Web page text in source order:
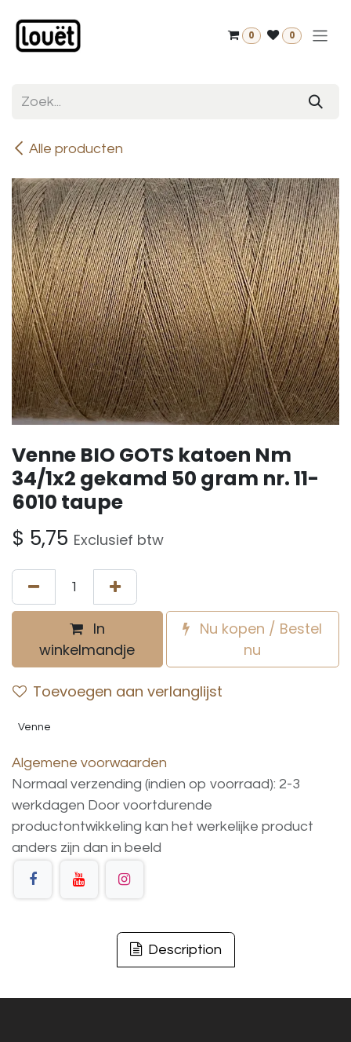
0 0
Alle producten
Venne BIO GOTS katoen Nm
34/1x2 gekamd 50 gram nr. 11-
6010 taupe
$ 5,75 Exclusief btw
In
winkelmandje
Nu kopen / Bestel
nu
Toevoegen aan verlanglijst
Venne
Algemene voorwaarden
Normaal verzending (indien op voorraad): 2-3
werkdagen Door voortdurende
productontwikkeling kan het werkelijke product
anders zijn dan in beeld
Description